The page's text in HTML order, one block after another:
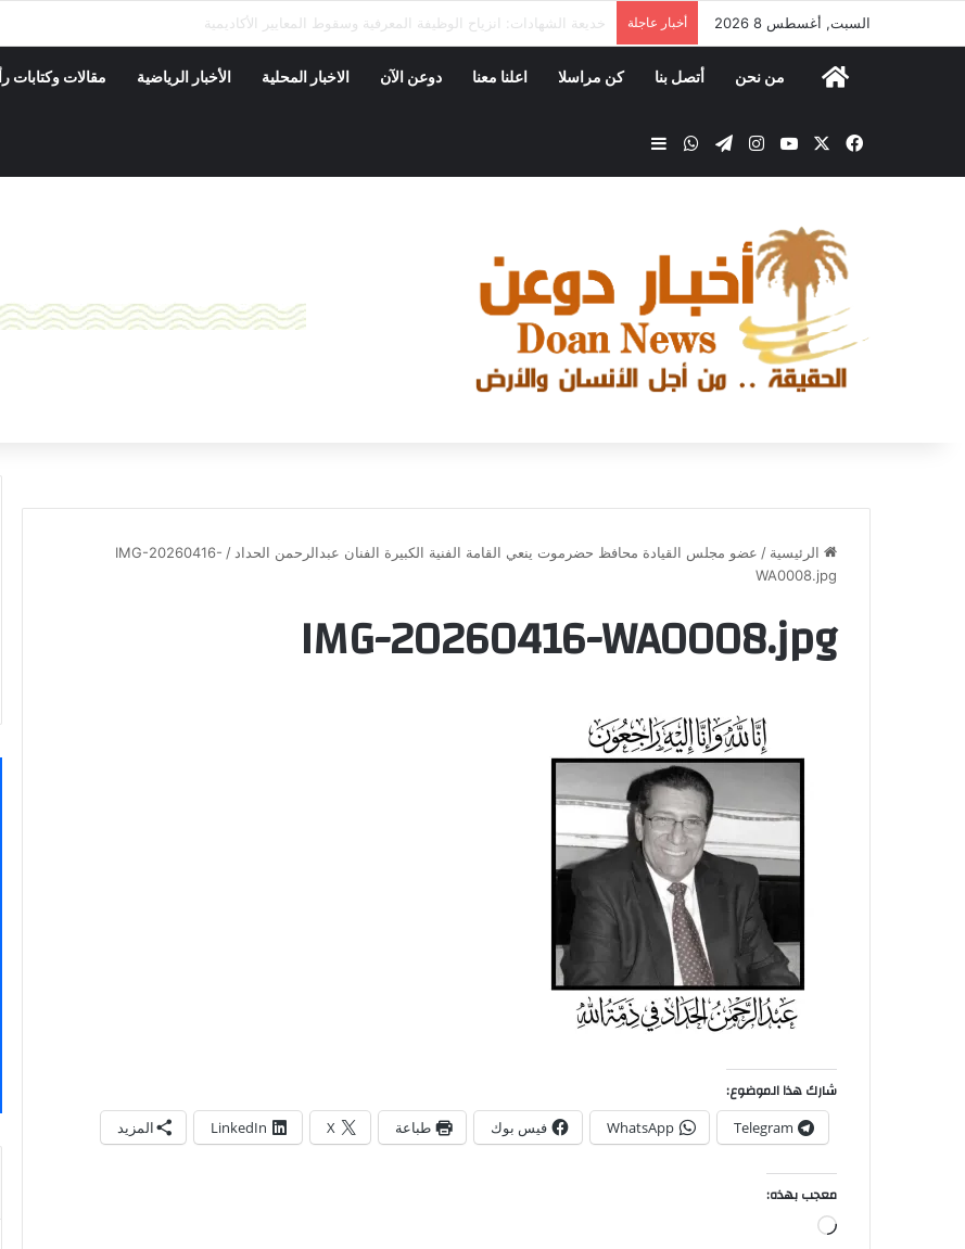
السبت, أغسطس 8 2026 أخبار عاجلة الخنبشي يؤكد أهمية منظمات المجتمع المدني في مساندة جهود السلطات المحلية ودعم القطاعات
من نحن أتصل بنا كن مراسلا اعلنا معنا دوعن الآن الاخبار المحلية الأخبار الرياضية مقالات وكتابات
الرئيسية / عضو مجلس القيادة محافظ حضرموت ينعي القامة الفنية الكبيرة الفنان عبدالرحمن الحداد /
IMG-20260416-
WA0008.jpg
IMG-20260416-WA0008.jpg
شارك هذا الموضوع:
Telegram
WhatsApp فيس بوك طباعة X
LinkedIn المزيد
معجب بهذه: